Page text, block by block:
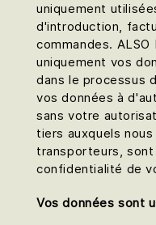
uniquement
d'introduction,
commandes.
uniquement vos
dans le processus
vos données à
sans votre
tiers auxquels
transporteurs,
confidentialité de
Vos données sont